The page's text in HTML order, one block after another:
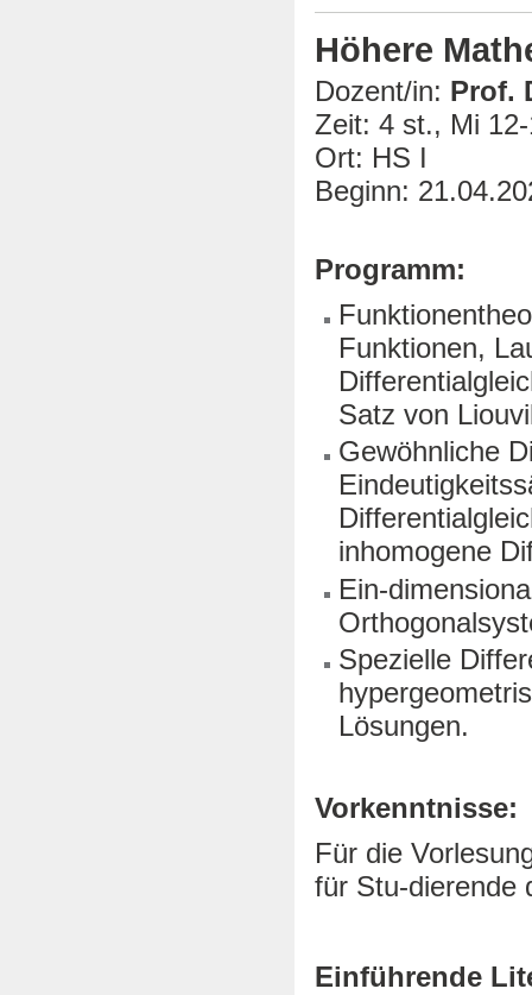
Höhere
Dozent/in: Prof.
Zeit: 4 st., Mi
Ort: HS I
Beginn:
Programm:
Funktionen,
Satz von
Gewöhnliche
inhomogene
Ein-
Spezielle
Lösungen.
Vorkenntnisse:
Für die
für Stu-dierende
Einführende